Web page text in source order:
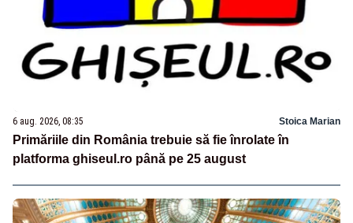
6 aug. 2026, 08:35 Stoica Marian
Primăriile din România trebuie să fie înrolate în
platforma ghiseul.ro până pe 25 august